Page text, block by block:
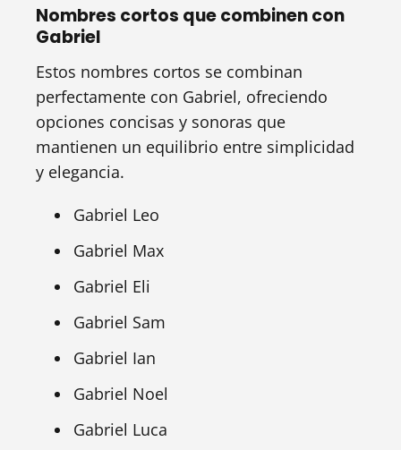
Nombres cortos que combinen con
Gabriel
Estos nombres cortos se combinan
perfectamente con Gabriel, ofreciendo
opciones concisas y sonoras que
mantienen un equilibrio entre simplicidad
y elegancia.
Gabriel Leo
Gabriel Max
Gabriel Eli
Gabriel Sam
Gabriel Ian
Gabriel Noel
Gabriel Luca